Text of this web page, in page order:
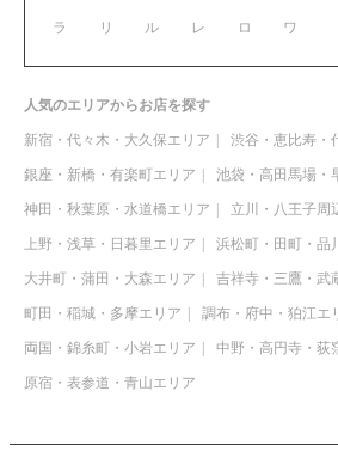
ラ リ ル レ ロ ワ
人気のエリアからお店を探す
新宿・代々木・大久保エリア 渋谷・恵比寿・
銀座・新橋・有楽町エリア 池袋・高田馬場・
神田・秋葉原・水道橋エリア 立川・八王子周
上野・浅草・日暮里エリア 浜松町・田町・品
大井町・蒲田・大森エリア 吉祥寺・三鷹・武
町田・稲城・多摩エリア 調布・府中・狛江エ
両国・錦糸町・小岩エリア 中野・高円寺・荻
原宿・表参道・青山エリア